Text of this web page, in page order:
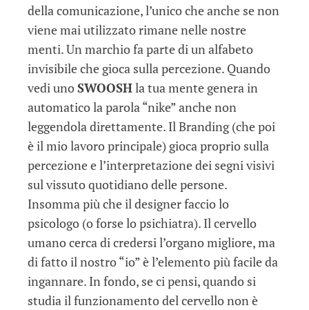
della comunicazione, l’unico che anche se non
viene mai utilizzato rimane nelle nostre
menti. Un marchio fa parte di un alfabeto
invisibile che gioca sulla percezione. Quando
vedi unoSWOOSHla tua mente genera in
automatico la parola “nike” anche non
leggendola direttamente. Il Branding (che poi
è il mio lavoro principale) gioca proprio sulla
percezione e l’interpretazione dei segni visivi
sul vissuto quotidiano delle persone.
Insomma più che il designer faccio lo
psicologo (o forse lo psichiatra). Il cervello
umano cerca di credersi l’organo migliore, ma
di fatto il nostro “io” è l’elemento più facile da
ingannare. In fondo, se ci pensi, quando si
studia il funzionamento del cervello non è